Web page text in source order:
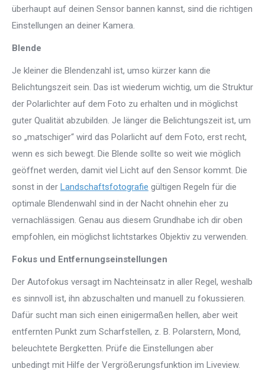
überhaupt auf deinen Sensor bannen kannst, sind die richtigen
Einstellungen an deiner Kamera.
Blende
Je kleiner die Blendenzahl ist, umso kürzer kann die
Belichtungszeit sein. Das ist wiederum wichtig, um die Struktur
der Polarlichter auf dem Foto zu erhalten und in möglichst
guter Qualität abzubilden. Je länger die Belichtungszeit ist, um
so „matschiger“ wird das Polarlicht auf dem Foto, erst recht,
wenn es sich bewegt. Die Blende sollte so weit wie möglich
geöffnet werden, damit viel Licht auf den Sensor kommt. Die
sonst in der Landschaftsfotografie gültigen Regeln für die
optimale Blendenwahl sind in der Nacht ohnehin eher zu
vernachlässigen. Genau aus diesem Grundhabe ich dir oben
empfohlen, ein möglichst lichtstarkes Objektiv zu verwenden.
Fokus und Entfernungseinstellungen
Der Autofokus versagt im Nachteinsatz in aller Regel, weshalb
es sinnvoll ist, ihn abzuschalten und manuell zu fokussieren.
Dafür sucht man sich einen einigermaßen hellen, aber weit
entfernten Punkt zum Scharfstellen, z. B. Polarstern, Mond,
beleuchtete Bergketten. Prüfe die Einstellungen aber
unbedingt mit Hilfe der Vergrößerungsfunktion im Liveview.